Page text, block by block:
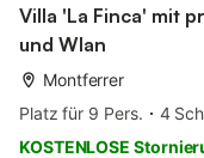
Villa 'La Finca' mit
und Wlan
Montferrer
Platz für 9 Pers.
4
KOSTENLOSE